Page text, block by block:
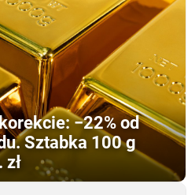
−22% od
Sztabka 100 g
zł